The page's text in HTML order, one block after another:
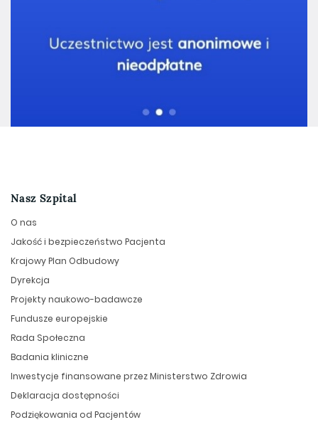
Nasz Szpital
O nas
Jakość i bezpieczeństwo Pacjenta
Krajowy Plan Odbudowy
Dyrekcja
Projekty naukowo-badawcze
Fundusze europejskie
Rada Społeczna
Badania kliniczne
Inwestycje finansowane przez Ministerstwo Zdrowia
Deklaracja dostępności
Podziękowania od Pacjentów